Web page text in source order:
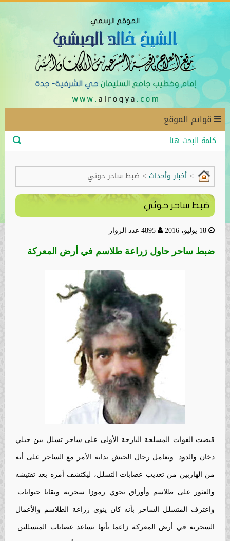
قوائم الموقع
> أخبار وأحداث > ضبط ساحر حوثي
ضبط ساحر حوثي
ضبط ساحر حاول زراعة طلاسم في أرض المعركة
قبضت القوات المسلحة البارحة الأولى على ساحر تسلل بين جبلي
دخان والدود. وتعامل رجال الجيش بداية الأمر مع الساحر على أنه
من الهاربين من تعذيب عصابات التسلل، ليكتشف أمره بعد تفتيشه
والعثور على طلاسم وأوراق تحوي رموزا سحرية وبقايا حيوانات.
واعترف المتسلل الساحر بأنه كان ينوي زراعة الطلاسم والأعمال
السحرية في أرض المعركة زاعما بأنها تساعد عصابات المتسللين.